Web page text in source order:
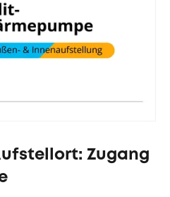
Zugang